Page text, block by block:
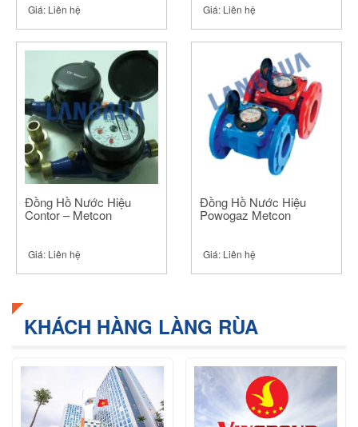
Giá: Liên hệ Giá: Liên hệ
Đồng Hồ Nước Hiệu
Contor – Metcon
Giá: Liên hệ
Đồng Hồ Nước Hiệu
Powogaz Metcon
Giá: Liên hệ
KHÁCH HÀNG LÀNG RÙA